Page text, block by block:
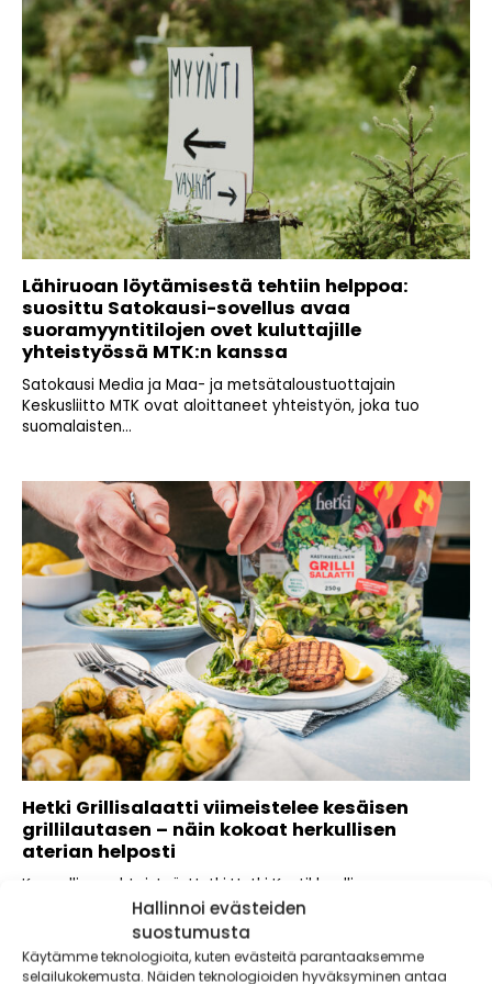
Hallinnoi evästeiden
suostumusta
Käytämme teknologioita, kuten evästeitä parantaaksemme
selailukokemusta. Näiden teknologioiden hyväksyminen antaa
Lähiruoan löytämisestä tehtiin helppoa:
suosittu Satokausi-sovellus avaa
suoramyyntitilojen ovet kuluttajille
yhteistyössä MTK:n kanssa
Satokausi Media ja Maa- ja metsätaloustuottajain
Keskusliitto MTK ovat aloittaneet yhteistyön, joka tuo
suomalaisten...
Hetki Grillisalaatti viimeistelee kesäisen
grillilautasen – näin kokoat herkullisen
aterian helposti
Kaupallinen yhteistyö: Hetki Hetki Kastikkeellinen
Grillisalaatti tuo grillilautaselle raikkaan lisän. Salaatin
mukana tulee...